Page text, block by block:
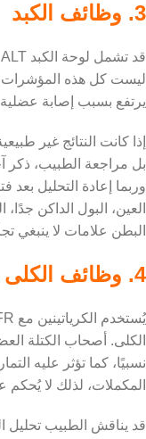
3. وظائف الكبد
ليست كل هذه المؤشرات
يرتفع بسبب إصابة
إذا كانت النتائج غير
بل مراجعة الطبيب، ذكر
وربما إعادة التحليل
العين، البول الداكن
البطن علامات لا ينبغي
4. وظائف الكلى وتحليل البول
الكلى. أصحاب الكتلة
نسبيًا، كما تؤثر عليه
المكملات، لذلك لا
قد يناقش الطبيب تحليل